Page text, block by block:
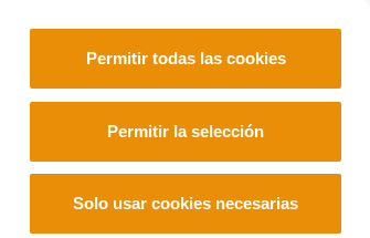
Permitir todas las cookies
Permitir la selección
Solo usar cookies necesarias